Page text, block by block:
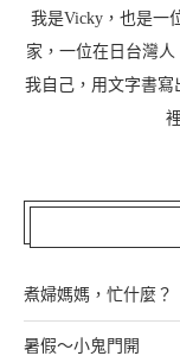
我是Vicky，也是一
家，一位在日台灣
我自己，用文字書
煮婦媽媽，忙什麼？
暑假～小鬼門開